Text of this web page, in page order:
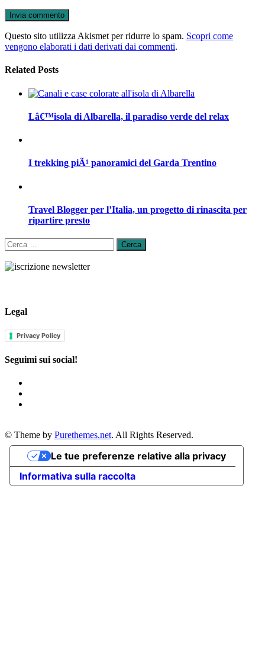
Questo sito utilizza Akismet per ridurre lo spam. Scopri come
vengono elaborati i dati derivati dai commenti.
Related Posts
Lâ€™isola di Albarella, il paradiso verde del relax
I trekking piÃ¹ panoramici del Garda Trentino
Travel Blogger per l’Italia, un progetto di rinascita per
ripartire presto
Ricerca
per:
Legal
Privacy Policy
Seguimi sui social!
© Theme by Purethemes.net. All Rights Reserved.
Informativa sulla raccolta
Le tue preferenze relative alla privacy